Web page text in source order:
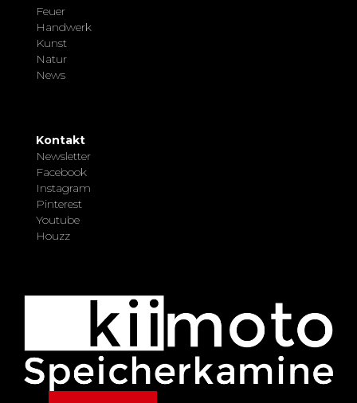
Feuer
Handwerk
Kunst
Natur
News
Kontakt
Newsletter
Facebook
Instagram
Pinterest
Youtube
Houzz